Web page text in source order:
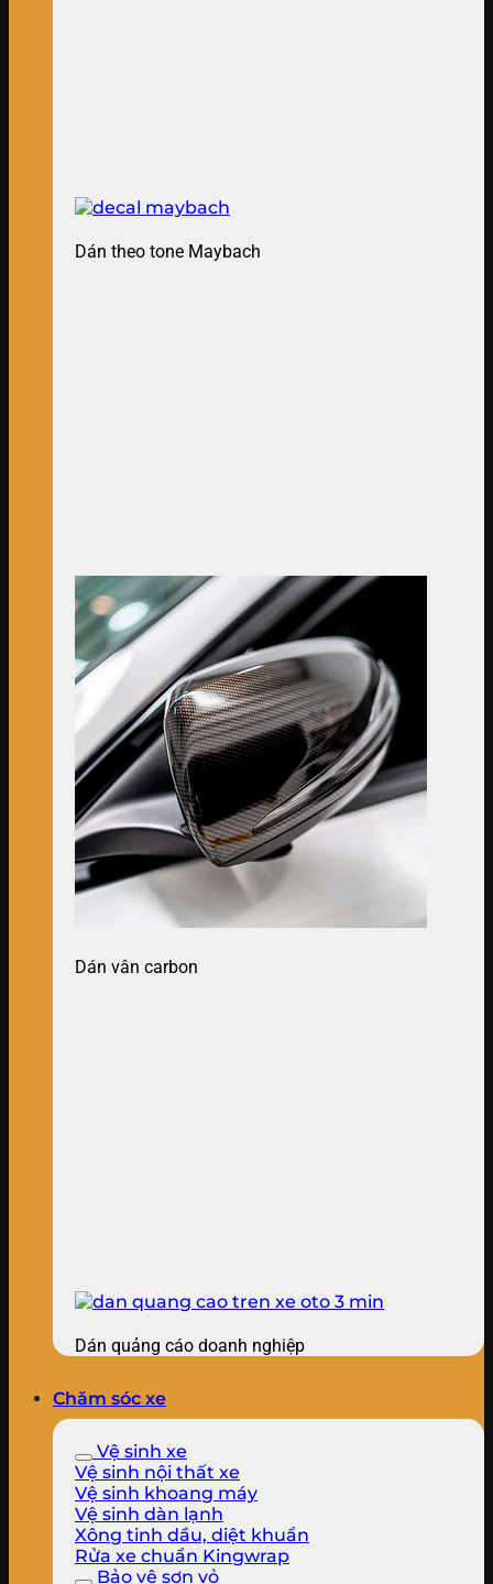
Dán theo tone Maybach
Dán vân carbon
Dán quảng cáo doanh nghiệp
Chăm sóc xe
Vệ sinh xe
Vệ sinh nội thất xe
Vệ sinh khoang máy
Vệ sinh dàn lạnh
Xông tinh dầu, diệt khuẩn
Rửa xe chuẩn Kingwrap
Bảo vệ sơn vỏ